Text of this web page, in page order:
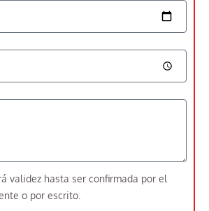
validez hasta ser confirmada por el
o por escrito.